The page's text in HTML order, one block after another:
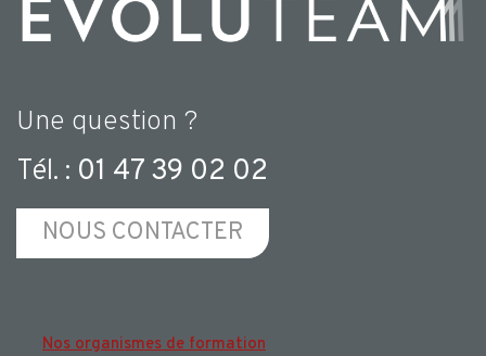
Une question ?
Tél. : 01 47 39 02 02
NOUS CONTACTER
Nos organismes de formation